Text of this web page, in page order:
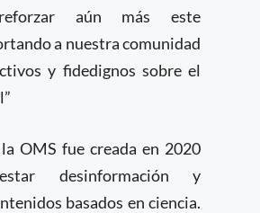
aún más este
a nuestra comunidad
y fidedignos sobre el
OMS fue creada en 2020
desinformación y
basados en ciencia.